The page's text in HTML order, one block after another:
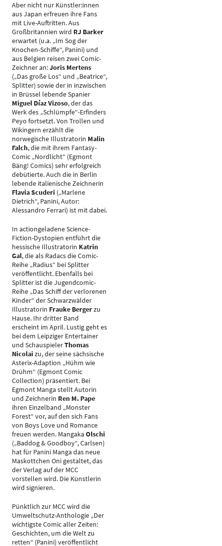
Aber nicht nur Künstler:innen
aus Japan erfreuen ihre Fans
mit Live-Auftritten. Aus
Großbritannien wird RJ Barker
erwartet (u.a. „Im Sog der
Knochen-Schiffe“, Panini) und
aus Belgien reisen zwei Comic-
Zeichner an:Joris Mertens
(„Das große Los“ und „Beatrice“,
Splitter) sowie der in inzwischen
in Brüssel lebende Spanier
Miguel Díaz Vizoso, der das
Werk des „Schlümpfe“-Erfinders
Peyo fortsetzt. Von Trollen und
Wikingern erzählt die
norwegische Illustratorin Malin
Falch, die mit ihrem Fantasy-
Comic „Nordlicht“ (Egmont
Bäng! Comics) sehr erfolgreich
debütierte. Auch die in Berlin
lebende italienische Zeichnerin
Flavia Scuderi („Marlene
Dietrich“, Panini, Autor:
Alessandro Ferrari) ist mit dabei.
In actiongeladene Science-
Fiction-Dystopien entführt die
hessische Illustratorin Katrin
Gal, die als Radacs die Comic-
Reihe „Radius“ bei Splitter
veröffentlicht. Ebenfalls bei
Splitter ist die Jugendcomic-
Reihe „Das Schiff der verlorenen
Kinder“ der Schwarzwälder
Illustratorin Frauke Bergerzu
Hause. Ihr dritter Band
erscheint im April. Lustig geht es
bei dem Leipziger Entertainer
und SchauspielerThomas
Nicolai zu, der seine sächsische
Asterix-Adaption „Hühm wie
Drühm“ (Egmont Comic
Collection) präsentiert. Bei
Egmont Manga stellt Autorin
und Zeichnerin Ren M. Pape
ihren Einzelband „Monster
Forest“ vor, auf den sich Fans
von Boys Love und Romance
freuen werden. Mangaka Olschi
(„Baddog & Goodboy“, Carlsen)
hat für Panini Manga das neue
Maskottchen Oni gestaltet, das
der Verlag auf der MCC
vorstellen wird. Die Künstlerin
wird signieren.
Pünktlich zur MCC wird die
Umweltschutz-Anthologie „Der
wichtigste Comic aller Zeiten:
Geschichten, um die Welt zu
retten“ (Panini) veröffentlicht